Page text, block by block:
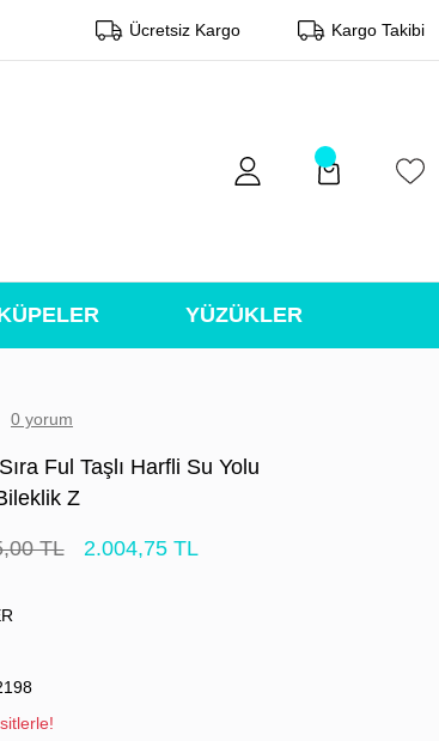
Ücretsiz Kargo Kargo Takibi
YÜZÜKLER
0 yorum
Ful Taşlı Harfli Su Yolu
Z
TL 2.004,75 TL